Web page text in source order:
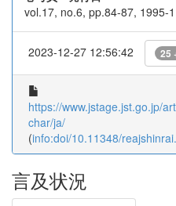
vol.17, no.6, pp.84-87, 1995-
2023-12-27 12:56:42 25
https://www.jstage.jst.go.jp/
char/ja/
(info:doi/10.11348/
言及状況